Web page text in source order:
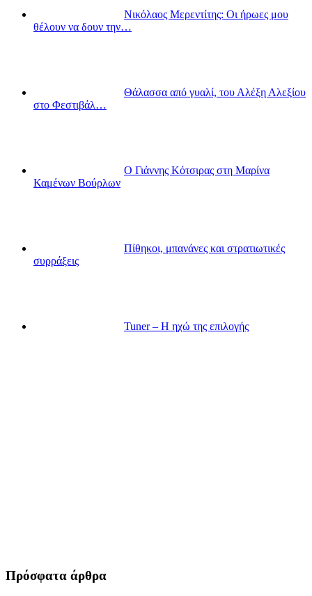
Νικόλαος Μερεντίτης: Οι ήρωες μου
θέλουν να δουν την…
Θάλασσα από γυαλί, του Αλέξη Αλεξίου
στο Φεστιβάλ…
Ο Γιάννης Κότσιρας στη Μαρίνα
Καμένων Βούρλων
Πίθηκοι, μπανάνες και στρατιωτικές
συρράξεις
Tuner – Η ηχώ της επιλογής
Πρόσφατα άρθρα